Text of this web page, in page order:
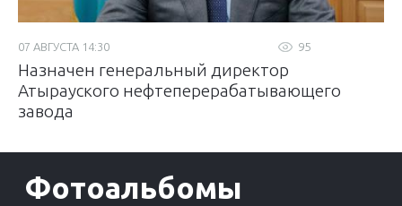
95
07 АВГУСТА 14:30
Назначен генеральный директор
Атырауского нефтеперерабатывающего
завода
Фотоальбомы